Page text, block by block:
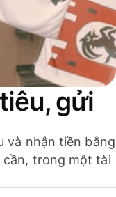
gửi
và nhận tiền bằng
cần, trong một tài